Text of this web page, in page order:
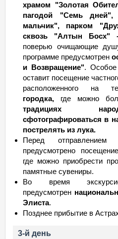
храмом "Золотая
пагодой "Семь
мальчик", парком
сквозь "Алтын Босх"
поверью очищающие
программе предусмотрен
и Возвращение". Особое
оставит посещение
расположенного на
городка, где можно
традициях
сфотографироваться в
пострелять из лука.
Перед
предусмотрено
где можно приобрести
памятные сувениры.
Во время
предусмотрен
Элиста.
Позднее прибытие в
3-й день